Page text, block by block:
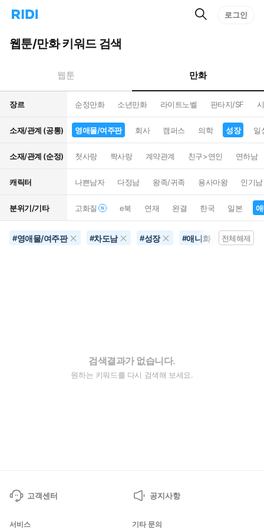
리
홈
으
턴
트
검
로그인
웹툰/만화 키워드 검색
웹툰 만화
장르 순정만화 소년만화 라이트노벨 판타지/SF
소재/관계 (공통) 영애물/여주판 회사 캠퍼스 의학 성장 일
소재/관계 (순정) 첫사랑 짝사랑 계약관계 친구>연인 연하남
캐릭터 나쁜남자 다정남 왕족/귀족 용사마왕 인기남
분위기/기타 고화질 e북 연재 완결 한국 일본
#영애물/여주판 #차도남 #성장 #애니화 #좀비/
전체해제
검색결과가 없습니다.
원하는 키워드를 다시 검색해 보세요.
고객센터 공지사항
서비스 기타 문의